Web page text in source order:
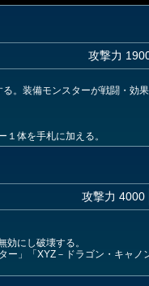
攻撃力
。装備モンスターが戦闘・効
体を手札に加える。
攻撃力 4000
にし破壊する。
」「XYZ－ドラゴン・キャノ